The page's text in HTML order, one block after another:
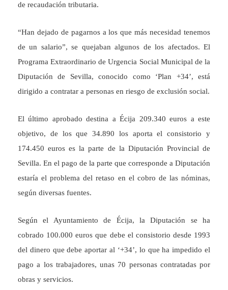
de recaudación tributaria.
“Han dejado de pagarnos a los que más necesidad tenemos
de un salario”, se quejaban algunos de los afectados. El
Programa Extraordinario de Urgencia Social Municipal de la
Diputación de Sevilla, conocido como ‘Plan +34’, está
dirigido a contratar a personas en riesgo de exclusión social.
El último aprobado destina a Écija 209.340 euros a este
objetivo, de los que 34.890 los aporta el consistorio y
174.450 euros es la parte de la Diputación Provincial de
Sevilla. En el pago de la parte que corresponde a Diputación
estaría el problema del retaso en el cobro de las nóminas,
según diversas fuentes.
Según el Ayuntamiento de Écija, la Diputación se ha
cobrado 100.000 euros que debe el consistorio desde 1993
del dinero que debe aportar al ‘+34’, lo que ha impedido el
pago a los trabajadores, unas 70 personas contratadas por
obras y servicios.